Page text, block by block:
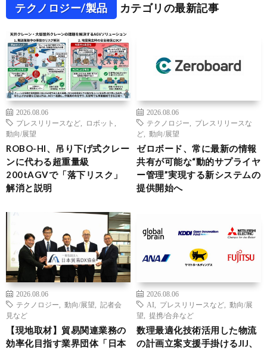
テクノロジー/製品 カテゴリの最新記事
2026.08.06
プレスリリースなど
ロボット
動向/展望
ROBO-HI、吊り下げ式クレー
ンに代わる超重量級
200tAGVで「落下リスク」
解消と説明
2026.08.06
テクノロジー
プレスリリースな
ど
動向/展望
ゼロボード、常に最新の情報
共有が可能な“動的サプライヤ
ー管理”実現する新システムの
提供開始へ
2026.08.06
テクノロジー
動向/展望
記者会
見など
【現地取材】貿易関連業務の
効率化目指す業界団体「日本
2026.08.06
AI
プレスリリースなど
動向/展
望
提携/合弁など
数理最適化技術活用した物流
の計画立案支援手掛けるJIJ、